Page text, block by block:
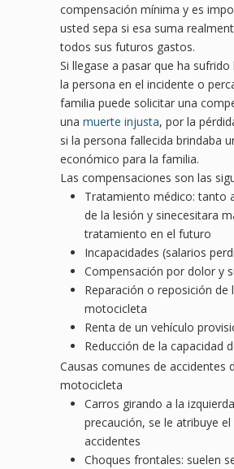
compensación mínima y es
usted sepa si esa suma
todos sus futuros gastos.
Si llegase a pasar que ha sufrido
la persona en el incidente o
familia puede solicitar una
una muerte injusta, por la
si la persona fallecida brindaba
económico para la familia.
Las compensaciones son las
Tratamiento médico: tanto
de la lesión y sinecesitara
tratamiento en el futuro
Incapacidades (salarios
Compensación por dolor y
Reparación o reposición de
motocicleta
Renta de un vehículo
Reducción de la capacidad
Causas comunes de accidentes
motocicleta
Carros girando a la
precaución, se le atribuye el
accidentes
Choques frontales: suelen